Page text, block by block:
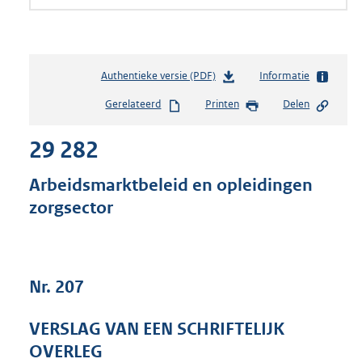
Authentieke versie (PDF)b
s
s
:
Informatie
Gerelateerd Printen Delen
29 282
Arbeidsmarktbeleid en opleidingen
zorgsector
Nr. 207
VERSLAG VAN EEN SCHRIFTELIJK
OVERLEG